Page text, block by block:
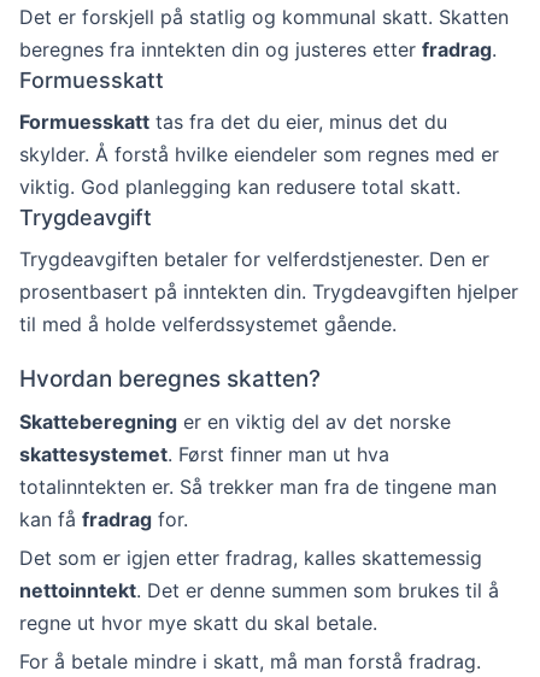
Det er forskjell på statlig og kommunal skatt. Skatten
beregnes fra inntekten din og justeres etter fradrag.
Formuesskatt
Formuesskatt tas fra det du eier, minus det du
skylder. Å forstå hvilke eiendeler som regnes med er
viktig. God planlegging kan redusere total skatt.
Trygdeavgift
Trygdeavgiften betaler for velferdstjenester. Den er
prosentbasert på inntekten din. Trygdeavgiften hjelper
til med å holde velferdssystemet gående.
Hvordan beregnes skatten?
Skatteberegning er en viktig del av det norske
skattesystemet. Først finner man ut hva
totalinntekten er. Så trekker man fra de tingene man
kan få fradrag for.
Det som er igjen etter fradrag, kalles skattemessig
nettoinntekt. Det er denne summen som brukes til å
regne ut hvor mye skatt du skal betale.
For å betale mindre i skatt, må man forstå fradrag.